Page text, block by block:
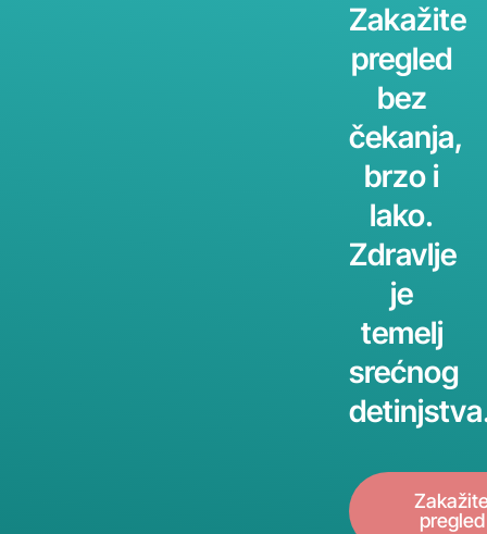
Zakažite
pregled
bez
čekanja,
brzo i
lako.
Zdravlje
je
temelj
srećnog
pregled